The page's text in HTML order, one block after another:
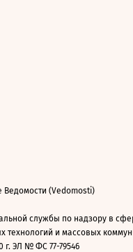
Ведомости (Vedomosti)
службы по надзору в
технологий и массовых
г. ЭЛ № ФС 77-79546